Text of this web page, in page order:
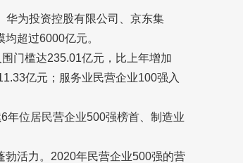
华为投资控股有限公司、京东集
超过6000亿元。
门槛达235.01亿元，比上年增加
亿元；服务业民营企业100强入
年位居民营企业500强榜首、制造业
活力。2020年民营企业500强的营